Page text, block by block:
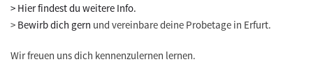
> Hier findest du weitere Info.
> Bewirb dich gern und vereinbare deine Probetage in Erfurt.
Wir freuen uns dich kennenzulernen lernen.